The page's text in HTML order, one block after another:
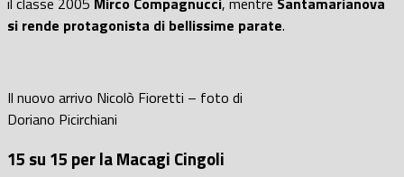
si rende protagonista di bellissime parate.
Il nuovo arrivo Nicolò Fioretti – foto di
Doriano Picirchiani
15 su 15 per la Macagi Cingoli